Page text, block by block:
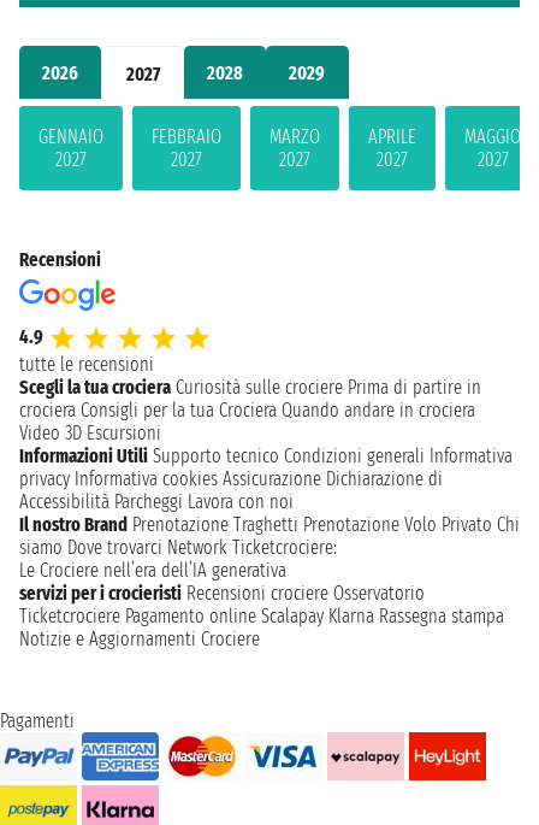
2026 2027 2028 2029
GENNAIO
2027
FEBBRAIO
2027
MARZO
2027
APRILE
2027
MAGGIO
2027
Recensioni
4.9
tutte le recensioni
Scegli la tua crociera Curiosità sulle crociere Prima di partire in
crociera Consigli per la tua Crociera Quando andare in crociera
Video 3D Escursioni
Informazioni Utili Supporto tecnico Condizioni generali Informativa
privacy Informativa cookies Assicurazione Dichiarazione di
Accessibilità Parcheggi Lavora con noi
Il nostro Brand Prenotazione Traghetti Prenotazione Volo Privato Chi
siamo Dove trovarci Network Ticketcrociere:
Le Crociere nell’era dell’IA generativa
servizi per i crocieristi Recensioni crociere Osservatorio
Ticketcrociere Pagamento online Scalapay Klarna Rassegna stampa
Notizie e Aggiornamenti Crociere
Pagamenti